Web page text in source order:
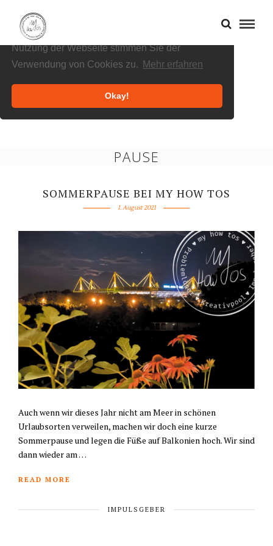
Cookies helfen uns bei der Bereitstellung
unserer Inhalte und Dienste. Durch die weitere
Nutzung der Webseite stimmen Sie der
Verwendung von Cookies zu.
Mehr erfahren
Okay!
PAUSE
SOMMERPAUSE BEI MY HOW TOS
1. August 2021
Auch wenn wir dieses Jahr nicht am Meer in schönen
Urlaubsorten verweilen, machen wir doch eine kurze
Sommerpause und legen die Füße auf Balkonien hoch. Wir sind
dann wieder am …
READ MORE
IMPULSGEBER